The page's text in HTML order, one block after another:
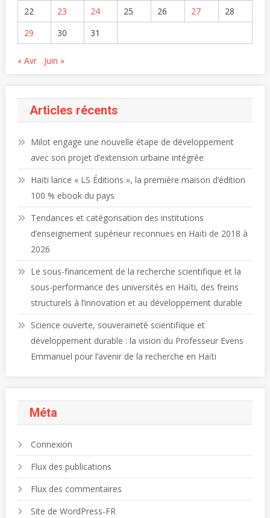
22
23 24 25 26 27
28
29
30 31
« Avr Juin »
Articles récents
Milot engage une nouvelle étape de développement
avec son projet d’extension urbaine intégrée
Haïti lance « LS Éditions », la première maison d’édition
100 % ebook du pays
Tendances et catégorisation des institutions
d’enseignement supérieur reconnues en Haïti de 2018 à
2026
Le sous-financement de la recherche scientifique et la
sous-performance des universités en Haïti, des freins
structurels à l’innovation et au développement durable
Science ouverte, souveraineté scientifique et
développement durable : la vision du Professeur Evens
Emmanuel pour l’avenir de la recherche en Haïti
Méta
Connexion
Flux des publications
Flux des commentaires
Site de WordPress-FR